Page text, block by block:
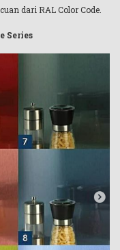
dari RAL Color Code.
Series